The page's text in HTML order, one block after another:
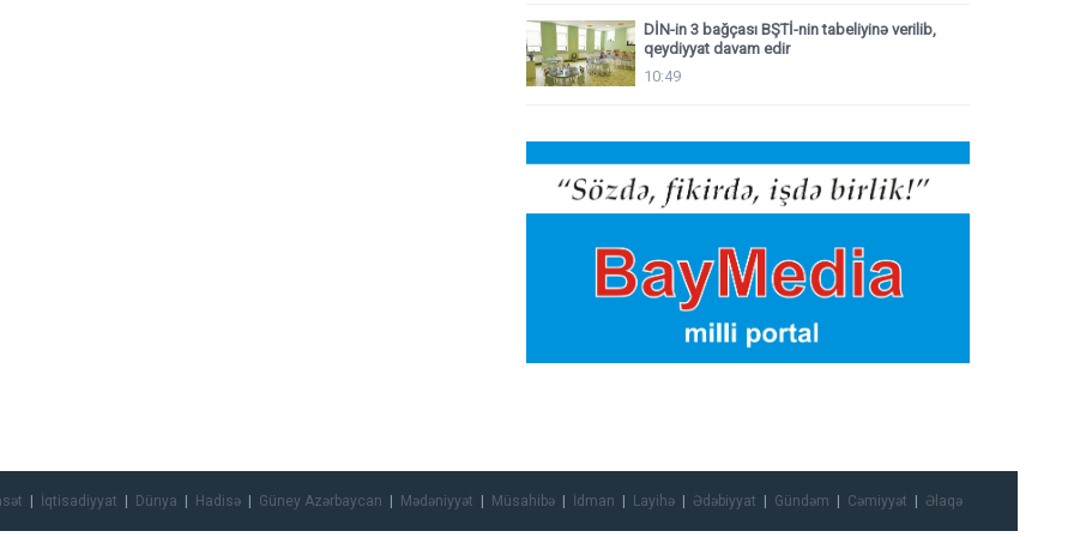
DİN-in 3 bağçası BŞTİ-nin tabeliyinə verilib,
qeydiyyat davam edir
10:49
İqtisadiyyat Dünya Hadisə Güney Azərbaycan Mədəniyyət Müsahibə İdman Layihə Ədəbiyyat Gündəm Cəmiyyət Əlaqə